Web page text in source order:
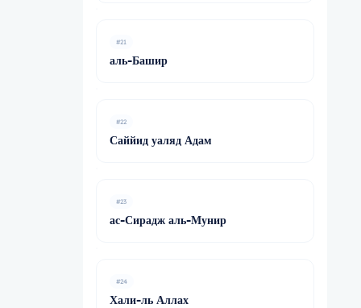
#21
аль-Башир
#22
Саййид уаляд Адам
#23
ас-Сирадж аль-Мунир
#24
Хали-ль Аллах